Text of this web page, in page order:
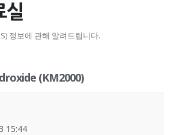
실
정보에 관해 알려드립니다.
(KM2000)
15:44